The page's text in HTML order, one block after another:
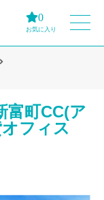
0
お気に入り
町CC(ア
フィス